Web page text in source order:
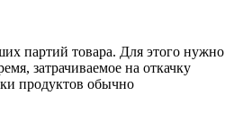
партий товара. Для этого нужно
затрачиваемое на откачку
продуктов обычно